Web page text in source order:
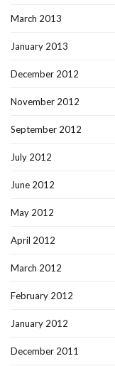
March 2013
January 2013
December 2012
November 2012
September 2012
July 2012
June 2012
May 2012
April 2012
March 2012
February 2012
January 2012
December 2011